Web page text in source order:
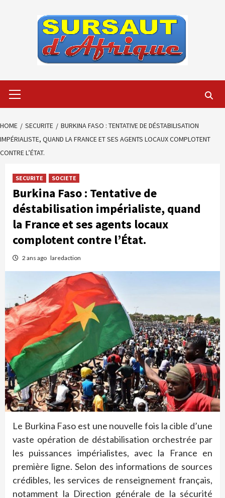
Menu
HOME SECURITE
BURKINA FASO : TENTATIVE DE DÉSTABILISATION
IMPÉRIALISTE, QUAND LA FRANCE ET SES AGENTS LOCAUX COMPLOTENT
CONTRE L’ÉTAT.
SECURITE SOCIETE
Burkina Faso : Tentative de
déstabilisation impérialiste, quand
la France et ses agents locaux
complotent contre l’État.
2 ans ago laredaction
Le Burkina Faso est une nouvelle fois la cible d’une
vaste opération de déstabilisation orchestrée par
les puissances impérialistes, avec la France en
première ligne. Selon des informations de sources
crédibles, les services de renseignement français,
notamment la Direction générale de la sécurité